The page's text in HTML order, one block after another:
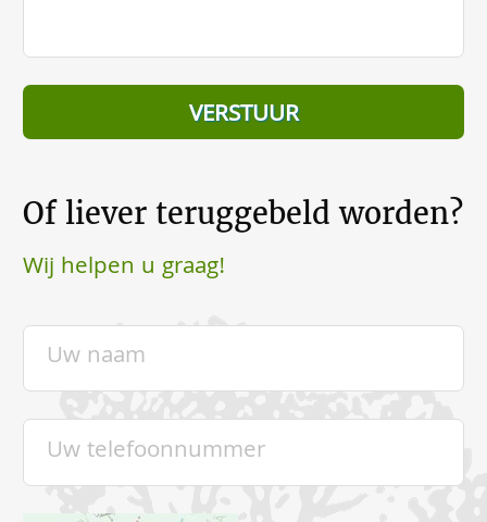
Of liever teruggebeld worden?
Wij helpen u graag!